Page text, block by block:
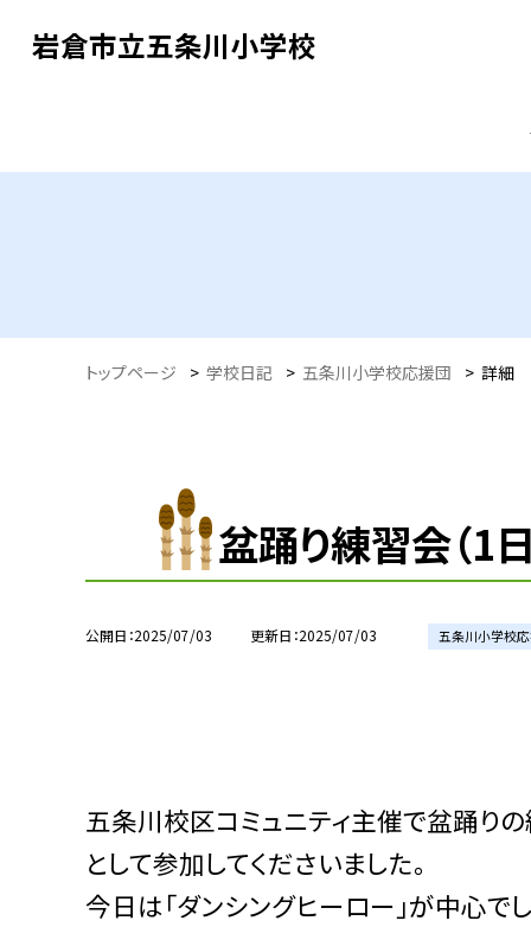
岩倉市立五条川小学校
トップページ > 学校日記 > 五条川小学校応援団 > 詳細
盆踊り練習会（1
公開日 2025/07/03 更新日 2025/07/03 五条川小学校
五条川校区コミュニティ主催で盆踊り
として参加してくださいました。
今日は「ダンシングヒーロー」が中心で